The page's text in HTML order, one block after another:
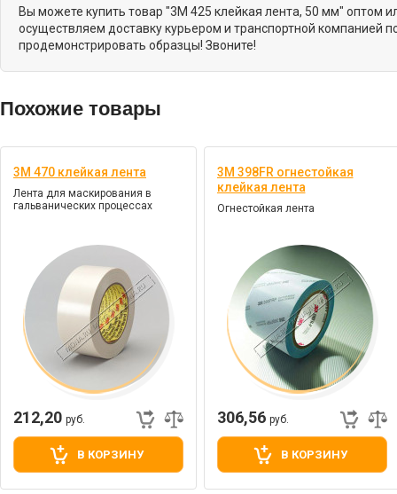
Вы можете купить товар "3M 425 клейкая лента, 50 мм"
осуществляем доставку курьером и транспортной
продемонстрировать образцы! Звоните!
Похожие товары
3М 470 клейкая лента
Лента для маскирования в
гальванических процессах
212,20 руб.
В КОРЗИНУ
3M 398FR огнестойкая
клейкая лента
Огнестойкая лента
306,56 руб.
В КОРЗИНУ